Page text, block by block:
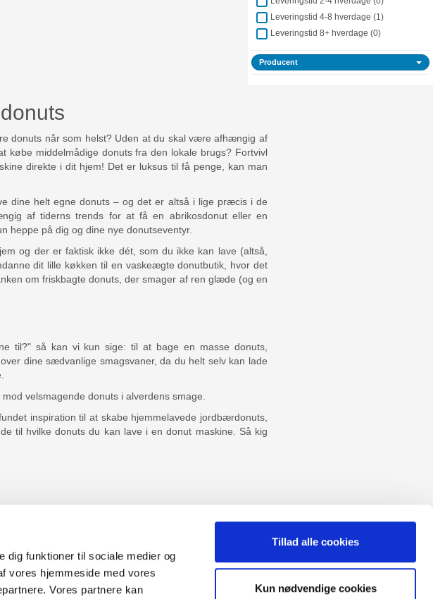
dig funktioner til sociale medier og
vores hjemmeside med vores
Vores partnere kan
Tillad alle cookies
Kun nødvendige cookies
Leveringstid 4-8 hverdage (1)
Leveringstid 8+ hverdage (0)
Producent
donuts når som helst? Uden at du skal være afhængig af
middelmådige donuts fra den lokale brugs? Fortvivl
direkte i dit hjem! Det er luksus til få penge, kan man
dine helt egne donuts – og det er altså i lige præcis i de
af tiderns trends for at få en abrikosdonut eller en
heppe på dig og dine nye donutseventyr.
og der er faktisk ikke dét, som du ikke kan lave (altså,
dit lille køkken til en vaskeægte donutbutik, hvor det
om friskbagte donuts, der smager af ren glæde (og en
til?" så kan vi kun sige: til at bage en masse donuts,
dine sædvanlige smagsvaner, da du helt selv kan lade
velsmagende donuts i alverdens smage.
inspiration til at skabe hjemmelavede jordbærdonuts,
til hvilke donuts du kan lave i en donut maskine. Så kig
henvendelser: